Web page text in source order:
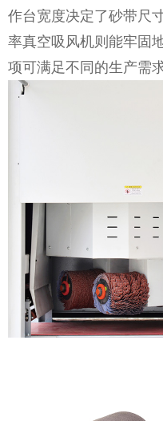
作台宽度决定了砂带尺
率真空吸风机则能牢固
项可满足不同的生产需求